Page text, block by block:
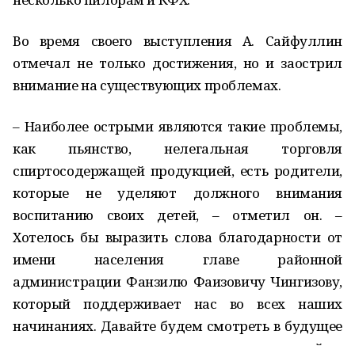
Во время своего выступления А. Сайфуллин
отмечал не только достижения, но и заострил
внимание на существующих проблемах.
– Наиболее острыми являются такие проблемы,
как пьянство, нелегальная торговля
спиртосодержащей продукцией, есть родители,
которые не уделяют должного внимания
воспитанию своих детей, – отметил он. –
Хотелось бы выразить слова благодарности от
имени населения главе районной
администрации Фанзилю Фаизовичу Чингизову,
который поддерживает нас во всех наших
начинаниях. Давайте будем смотреть в будущее